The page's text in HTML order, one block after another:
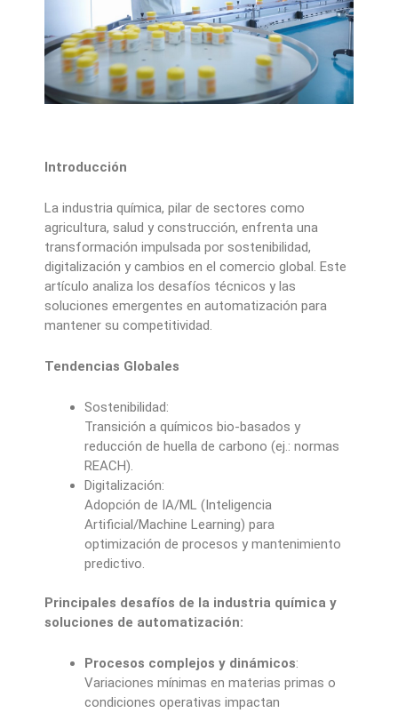
Introducción
La industria química, pilar de sectores como
agricultura, salud y construcción, enfrenta una
transformación impulsada por sostenibilidad,
digitalización y cambios en el comercio global. Este
artículo analiza los desafíos técnicos y las
soluciones emergentes en automatización para
mantener su competitividad.
Tendencias Globales
Sostenibilidad:
Transición a químicos bio-basados y
reducción de huella de carbono (ej.: normas
REACH).
Digitalización:
Adopción de IA/ML (Inteligencia
Artificial/Machine Learning) para
optimización de procesos y mantenimiento
predictivo.
Principales desafíos de la industria química y
soluciones de automatización:
Procesos complejos y dinámicos:
Variaciones mínimas en materias primas o
condiciones operativas impactan